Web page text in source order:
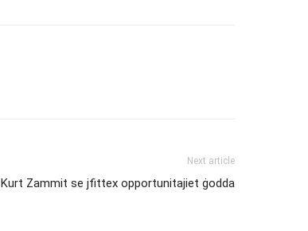
Next article
Kurt Zammit se jfittex opportunitajiet ġodda